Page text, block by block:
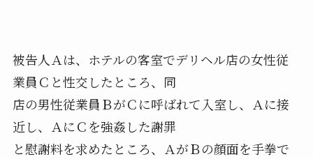
被告人Ａは、ホテルの客室でデリヘル店の女性従
業員Ｃと性交したところ、同
店の男性従業員ＢがＣに呼ばれて入室し、Ａに接
近し、ＡにＣを強姦した謝罪
と慰謝料を求めたところ、ＡがＢの顔面を手拳で